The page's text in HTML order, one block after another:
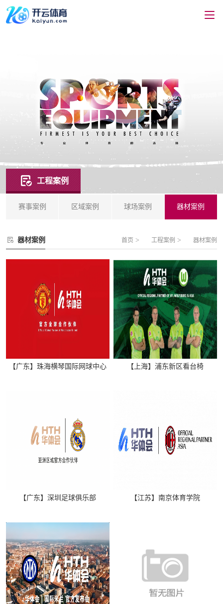
工程案例
赛事案例 区域案例 球场案例 器材案例
器材案例 首页 > 工程案例 > 器材案例
【广东】珠海横琴国际网球中心 【上海】浦东新区看台椅
【广东】深圳足球俱乐部 【江苏】南京体育学院